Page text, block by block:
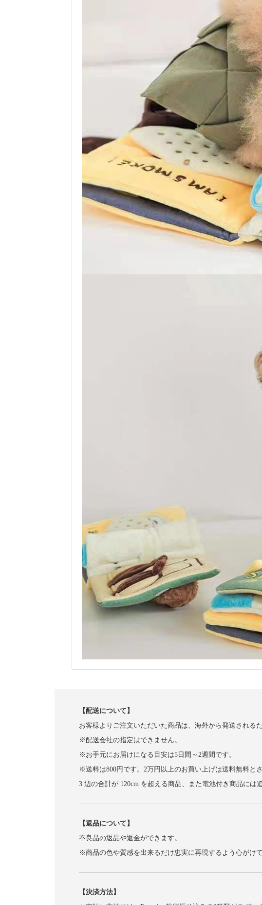
【配送について】
お客様よりご注文いただいた商品は、海外から発送される
※配送会社の指定はできません。
※お手元にお届けになる目安は5日間～2週間です。
※送料は800円です。2万円以上のお買い上げは送料無料と
3 辺の合計が 120cm を超える商品、また電池付き商品には
【返品について】
不良品の返品や返金ができます。
※商品の色や質感を出来るだけ忠実に再現するよう心がけ
【決済方法】